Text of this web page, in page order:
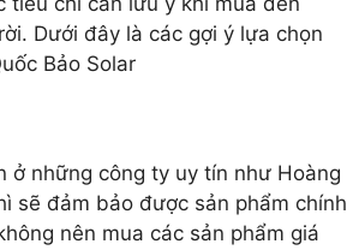
Dưới đây là các gợi ý lựa chọn
Bảo Solar
ở những công ty uy tín như Hoàng
sẽ đảm bảo được sản phẩm chính
nên mua các sản phẩm giá